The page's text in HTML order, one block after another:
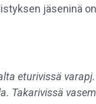
jäseninä
eturivissä
Takarivissä